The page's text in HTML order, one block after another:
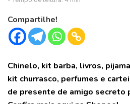
Compartilhe!
Chinelo, kit barba, livros,
kit churrasco, perfumes e
de presente de amigo secreto